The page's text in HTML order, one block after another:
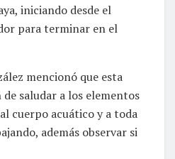
iniciando desde el
para terminar en el
mencionó que esta
saludar a los elementos
cuerpo acuático y a toda
además observar si